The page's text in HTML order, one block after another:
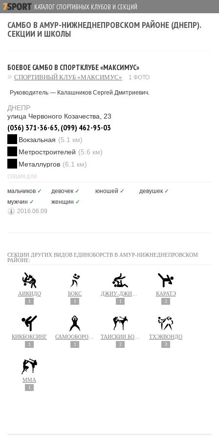
КАТАЛОГ СПОРТИВНЫХ КЛУБОВ И СЕКЦИЙ
САМБО В АМУР-НИЖНЕДНЕПРОВСКОМ РАЙОНЕ (ДНЕПР).
СЕКЦИИ И ШКОЛЫ
БОЕВОЕ САМБО В СПОРТКЛУБЕ «МАКСИМУС»
СПОРТИВНЫЙ КЛУБ «МАКСИМУС» 1 ФОТО
Руководитель — Калашников Сергей Дмитриевич.
ДНЕПР
улица Червоного Козачества, 23
(056) 371-36-65, (099) 462-95-03
Вокзальная (5.1 км)
Метростроителей (5.6 км)
Металлургов (6.1 км)
СЕКЦИЯ ДЛЯ
мальчиков ✓ девочек ✓ юношей ✓ девушек ✓
мужчин ✓ женщин ✓
2016.06.09
СЕКЦИИ ДРУГИХ ВИДОВ ЕДИНОБОРСТВ В АМУР-НИЖНЕДНЕПРОВСКОМ
РАЙОНЕ:
АЙКИДО
1
БОКС
1 1
КАРАТЭ
2
КИКБОКСИНГ
1 1 2
ТХЭКВОНДО
3
MMA
1